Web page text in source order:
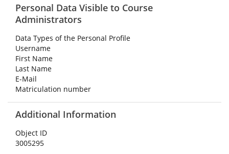
Personal Data Visible to Course
Administrators
Data Types of the Personal Profile
Username
First Name
Last Name
E-Mail
Matriculation number
Additional Information
Object ID
3005295